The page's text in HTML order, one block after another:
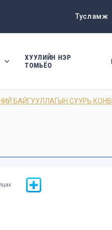
Тусламж
ХУУЛИЙН НЭР
ТОМЬЁО
БАЙГУУЛЛАГЫН СУУРЬ